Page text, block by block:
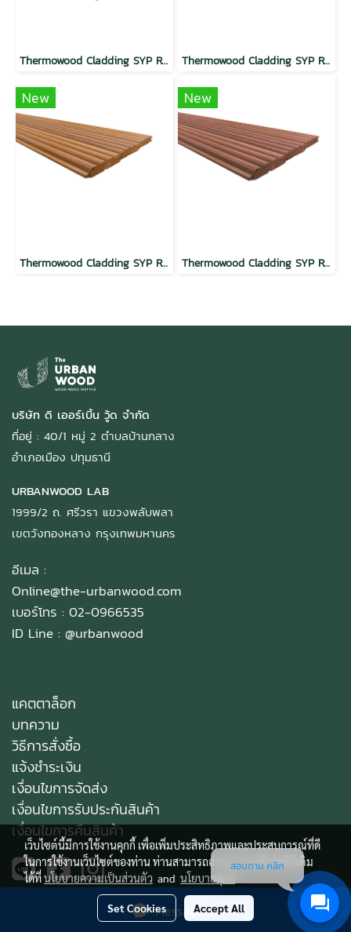
Message Us
Thermowood Cladding SYP Regular Wave Butterscotch Thermowood Cladding SYP Regular Wave Mocha
New
Thermowood Cladding SYP Round Wave Butterscotch
New
Thermowood Cladding SYP Round Wave Mocha
บริษัท ดิ เออร์เบิ้น วู้ด จำกัด
ที่อยู่ : 40/1 หมู่ 2 ตำบลบ้านกลาง
อำเภอเมือง ปทุมธานี
URBANWOOD LAB
1999/2 ถ. ศรีวรา แขวงพลับพลา
เขตวังทองหลาง กรุงเทพมหานคร
อีเมล :
Online@the-urbanwood.com
เบอร์โทร : 02-0966535
ID Line : @urbanwood
แคตตาล็อก
บทความ
วิธีการสั่งซื้อ
แจ้งชำระเงิน
เงื่อนไขการจัดส่ง
เงื่อนไขการรับประกันสินค้า
เงื่อนไขการคืนสินค้า
Copy right by makewebeasy.com
เว็บไซต์นี้มีการใช้งานคุกกี้ เพื่อเพิ่มประสิทธิภาพและประสบการณ์ที่ดี
ในการใช้งานเว็บไซต์ของท่าน ท่านสามารถอ่านรายละเอียดเพิ่มเติม
ได้ที่นโยบายความเป็นส่วนตัว and นโยบายคุกกี้
Set Cookies Accept All
สอบถาม คลิก